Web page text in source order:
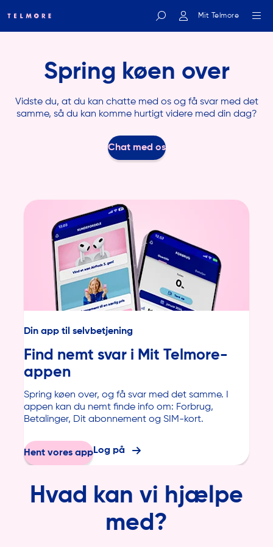
Mit Telmore
Spring køen over
Vidste du, at du kan chatte med os og få svar med det
samme, så du kan komme hurtigt videre med din dag?
Chat med os
Din app til selvbetjening
Find nemt svar i Mit Telmore-
appen
Spring køen over, og få svar med det samme. I
appen kan du nemt finde info om: Forbrug,
Betalinger, Dit abonnement og SIM-kort.
Hent vores appLog på
Hvad kan vi hjælpe
med?